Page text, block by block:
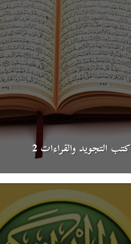
كتب التجويد والقراءات 2